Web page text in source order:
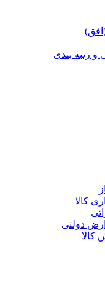
و رتبه بندی
کالا
دولتی
کالا